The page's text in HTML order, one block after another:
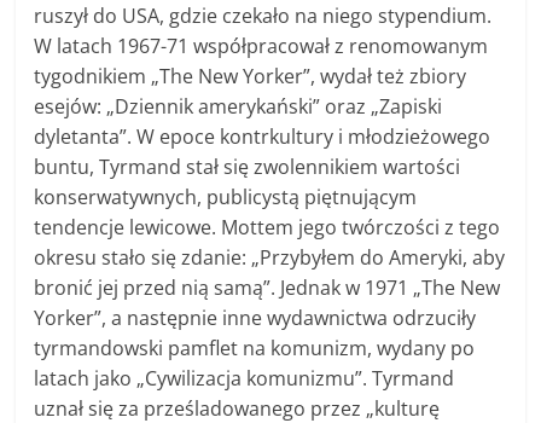
ruszył do USA, gdzie czekało na niego stypendium.
W latach 1967-71 współpracował z renomowanym
tygodnikiem „The New Yorker”, wydał też zbiory
esejów: „Dziennik amerykański” oraz „Zapiski
dyletanta”. W epoce kontrkultury i młodzieżowego
buntu, Tyrmand stał się zwolennikiem wartości
konserwatywnych, publicystą piętnującym
tendencje lewicowe. Mottem jego twórczości z tego
okresu stało się zdanie: „Przybyłem do Ameryki, aby
bronić jej przed nią samą”. Jednak w 1971 „The New
Yorker”, a następnie inne wydawnictwa odrzuciły
tyrmandowski pamflet na komunizm, wydany po
latach jako „Cywilizacja komunizmu”. Tyrmand
uznał się za prześladowanego przez „kulturę